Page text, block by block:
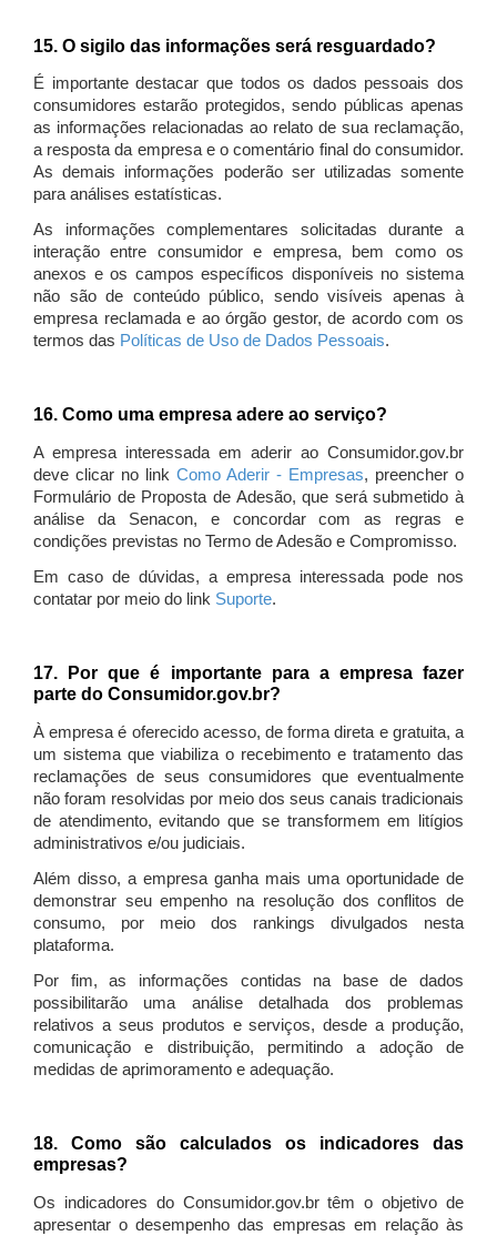
15. O sigilo das informações será resguardado?
É importante destacar que todos os dados pessoais dos
consumidores estarão protegidos, sendo públicas apenas
as informações relacionadas ao relato de sua reclamação,
a resposta da empresa e o comentário final do consumidor.
As demais informações poderão ser utilizadas somente
para análises estatísticas.
As informações complementares solicitadas durante a
interação entre consumidor e empresa, bem como os
anexos e os campos específicos disponíveis no sistema
não são de conteúdo público, sendo visíveis apenas à
empresa reclamada e ao órgão gestor, de acordo com os
termos das Políticas de Uso de Dados Pessoais.
16. Como uma empresa adere ao serviço?
A empresa interessada em aderir ao Consumidor.gov.br
deve clicar no link Como Aderir - Empresas, preencher o
Formulário de Proposta de Adesão, que será submetido à
análise da Senacon, e concordar com as regras e
condições previstas no Termo de Adesão e Compromisso.
Em caso de dúvidas, a empresa interessada pode nos
contatar por meio do link Suporte.
17. Por que é importante para a empresa fazer
parte do Consumidor.gov.br?
À empresa é oferecido acesso, de forma direta e gratuita, a
um sistema que viabiliza o recebimento e tratamento das
reclamações de seus consumidores que eventualmente
não foram resolvidas por meio dos seus canais tradicionais
de atendimento, evitando que se transformem em litígios
administrativos e/ou judiciais.
Além disso, a empresa ganha mais uma oportunidade de
demonstrar seu empenho na resolução dos conflitos de
consumo, por meio dos rankings divulgados nesta
plataforma.
Por fim, as informações contidas na base de dados
possibilitarão uma análise detalhada dos problemas
relativos a seus produtos e serviços, desde a produção,
comunicação e distribuição, permitindo a adoção de
medidas de aprimoramento e adequação.
18. Como são calculados os indicadores das
empresas?
Os indicadores do Consumidor.gov.br têm o objetivo de
apresentar o desempenho das empresas em relação às